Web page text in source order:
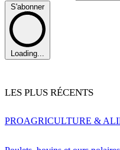
S'abonner
Loading...
LES PLUS RÉCENTS
PROAGRICULTURE &